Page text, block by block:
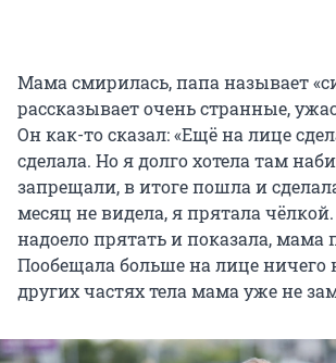
Мама смирилась, папа называет
рассказывает очень странные,
Он как-то сказал: «Ещё на лице
сделала. Но я долго хотела там
запрещали, в итоге пошла и
месяц не видела, я прятала
надоело прятать и показала, мама
Пообещала больше на лице ничего
других частях тела мама уже не